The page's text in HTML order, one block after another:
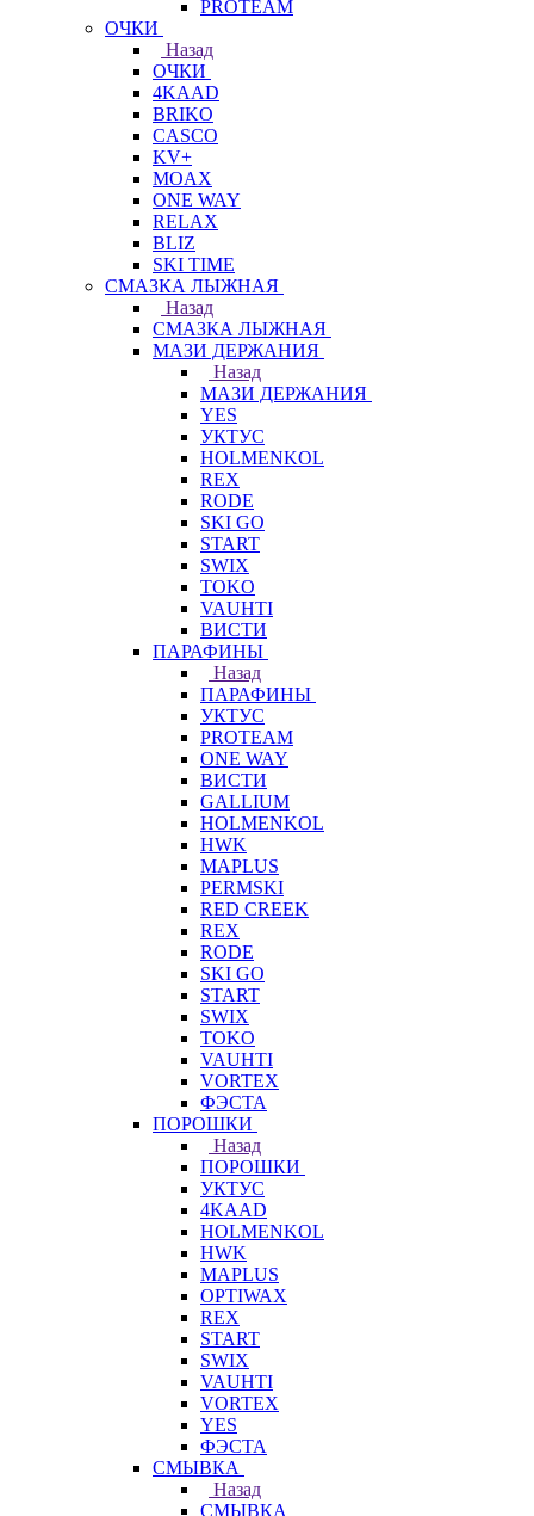
PROTEAM
ОЧКИ
Назад
ОЧКИ
4KAAD
BRIKO
CASCO
KV+
MOAX
ONE WAY
RELAX
BLIZ
SKI TIME
СМАЗКА ЛЫЖНАЯ
Назад
СМАЗКА ЛЫЖНАЯ
МАЗИ ДЕРЖАНИЯ
Назад
МАЗИ ДЕРЖАНИЯ
YES
УКТУС
HOLMENKOL
REX
RODE
SKI GO
START
SWIX
TOKO
VAUHTI
ВИСТИ
ПАРАФИНЫ
Назад
ПАРАФИНЫ
УКТУС
PROTEAM
ONE WAY
ВИСТИ
GALLIUM
HOLMENKOL
HWK
MAPLUS
PERMSKI
RED CREEK
REX
RODE
SKI GO
START
SWIX
TOKO
VAUHTI
VORTEX
ФЭСТА
ПОРОШКИ
Назад
ПОРОШКИ
УКТУС
4KAAD
HOLMENKOL
HWK
MAPLUS
OPTIWAX
REX
START
SWIX
VAUHTI
VORTEX
YES
ФЭСТА
СМЫВКА
Назад
СМЫВКА